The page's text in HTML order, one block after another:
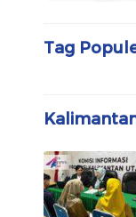
Tag